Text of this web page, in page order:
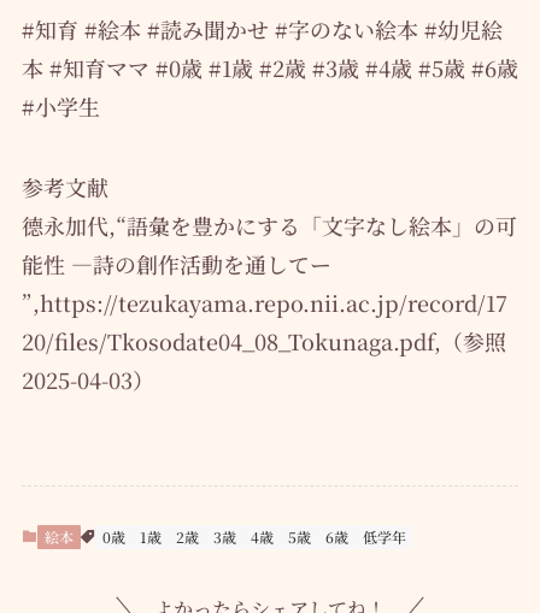
#知育 #絵本 #読み聞かせ #字のない絵本 #幼児絵
本 #知育ママ #0歳 #1歳 #2歳 #3歳 #4歳 #5歳 #6歳
#小学生
参考文献
德永加代,“語彙を豊かにする「文字なし絵本」の可
能性 ―詩の創作活動を通してー
”,https://tezukayama.repo.nii.ac.jp/record/17
20/files/Tkosodate04_08_Tokunaga.pdf,（参照
2025-04-03）
絵本 0歳 1歳 2歳 3歳 4歳 5歳 6歳 低学年